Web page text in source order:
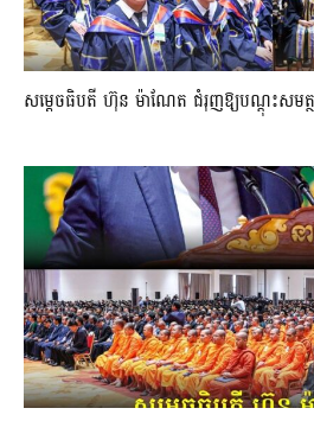
សម្តេចធិបតី ហ៊ុន ម៉ាណែត ជំរុញឱ្យបណ្តុះសមត្